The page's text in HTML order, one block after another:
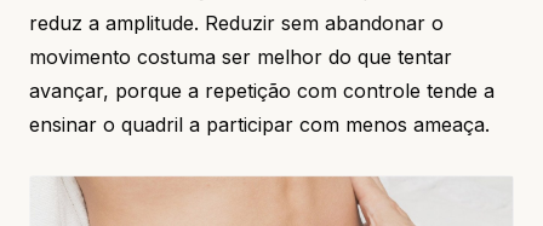
reduz a amplitude. Reduzir sem abandonar o
movimento costuma ser melhor do que tentar
avançar, porque a repetição com controle tende a
ensinar o quadril a participar com menos ameaça.